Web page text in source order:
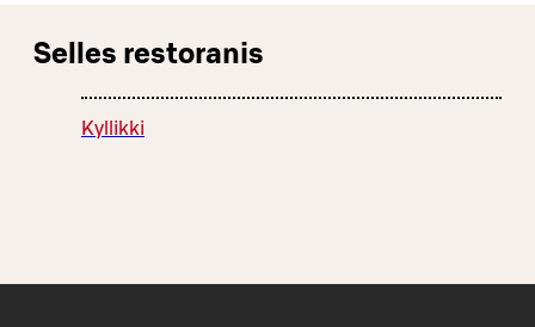
Selles restoranis
Kyllikki